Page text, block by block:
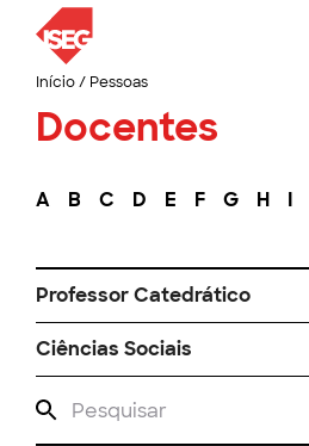
Início/ Pessoas
Docentes
A B C D E F G H I
Professor Catedrático
Ciências Sociais